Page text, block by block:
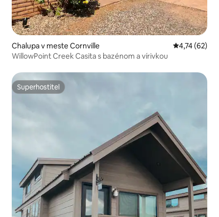
Chalupa v meste Cornville Priemerné
4,74 (62)
WillowPoint Creek Casita s bazénom a vírivkou
Superhostiteľ
Superhostiteľ